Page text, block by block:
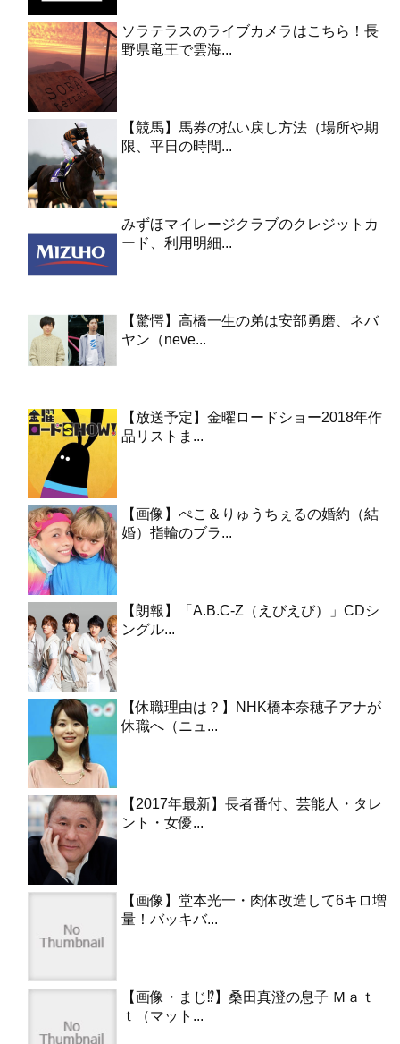
ソラテラスのライブカメラはこちら！長
野県竜王で雲海...
【競馬】馬券の払い戻し方法（場所や期
限、平日の時間...
みずほマイレージクラブのクレジットカ
ード、利用明細...
【驚愕】高橋一生の弟は安部勇磨、ネバ
ヤン（neve...
【放送予定】金曜ロードショー2018年作
品リストま...
【画像】ぺこ＆りゅうちぇるの婚約（結
婚）指輪のブラ...
【朗報】「A.B.C-Z（えびえび）」CDシ
ングル...
【休職理由は？】NHK橋本奈穂子アナが
休職へ（ニュ...
【2017年最新】長者番付、芸能人・タレ
ント・女優...
【画像】堂本光一・肉体改造して6キロ増
量！バッキバ...
【画像・まじ⁉︎】桑田真澄の息子 Ｍａｔ
ｔ（マット...